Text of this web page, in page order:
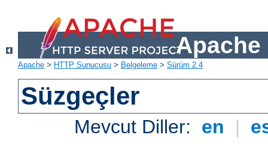
Apache
Apache > HTTP Sunucusu > Belgeleme > Sürüm 2.4
Süzgeçler
Mevcut Diller: en |